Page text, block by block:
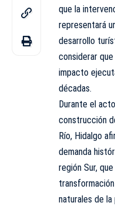
que la
representará
desarrollo
considerar
impacto
décadas.
Durante el
construcción
Río, Hidalgo
demanda
región Sur,
naturales de la